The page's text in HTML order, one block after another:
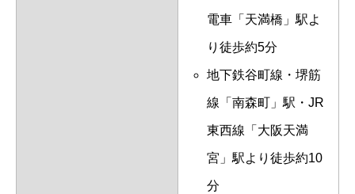
電車「天満橋」駅よ
り徒歩約5分
地下鉄谷町線・堺筋
線「南森町」駅・JR
東西線「大阪天満
宮」駅より徒歩約10
分